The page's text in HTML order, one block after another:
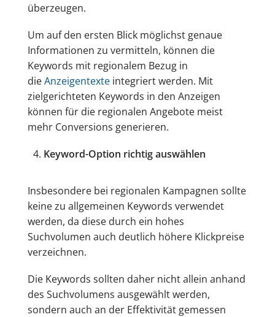
überzeugen.
Um auf den ersten Blick möglichst genaue
Informationen zu vermitteln, können die
Keywords mit regionalem Bezug in
dieAnzeigentexteintegriert werden. Mit
zielgerichteten Keywords in den Anzeigen
können für die regionalen Angebote meist
mehr Conversions generieren.
Keyword-Option richtig auswählen
Insbesondere bei regionalen Kampagnen sollte
keine zu allgemeinen Keywords verwendet
werden, da diese durch ein hohes
Suchvolumen auch deutlich höhere Klickpreise
verzeichnen.
Die Keywords sollten daher nicht allein anhand
des Suchvolumens ausgewählt werden,
sondern auch an der Effektivität gemessen